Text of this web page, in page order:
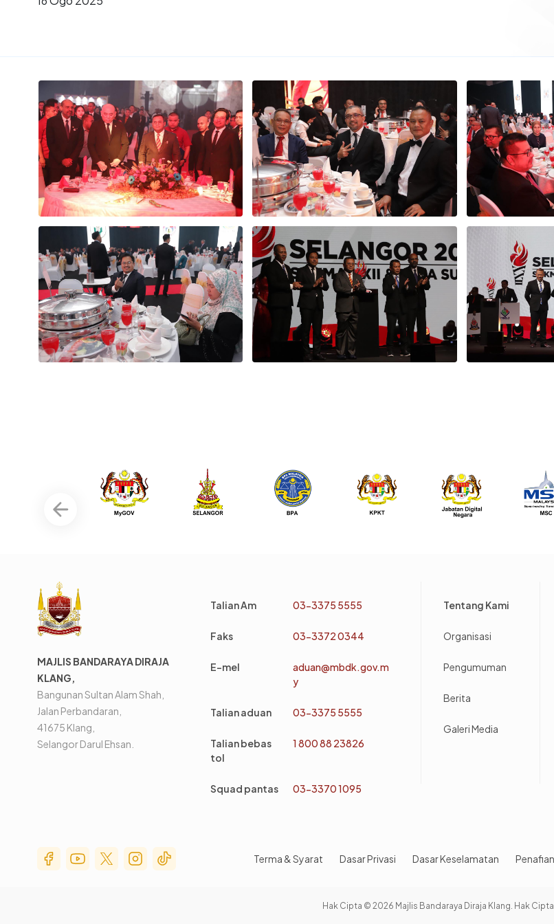
MAJLIS BANDARAYA DIRAJA
KLANG,
Bangunan Sultan Alam Shah,
Jalan Perbandaran,
41675 Klang,
Selangor Darul Ehsan.
Talian Am 03-3375 5555
Faks 03-3372 0344
E-mel
aduan@mbdk.gov.m
y
Talian aduan 03-3375 5555
Talian bebas
tol
1 800 88 23826
Squad pantas 03-3370 1095
Tentang Kami
Organisasi
Pengumuman
Berita
Galeri Media
Social Media Menu Terma & Syarat Dasar Privasi Dasar Keselamatan Penafian
Hak Cipta © 2026 Majlis Bandaraya Diraja Klang. Hak